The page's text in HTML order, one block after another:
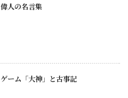
偉人の名言集
ゲーム「大神」と古事記